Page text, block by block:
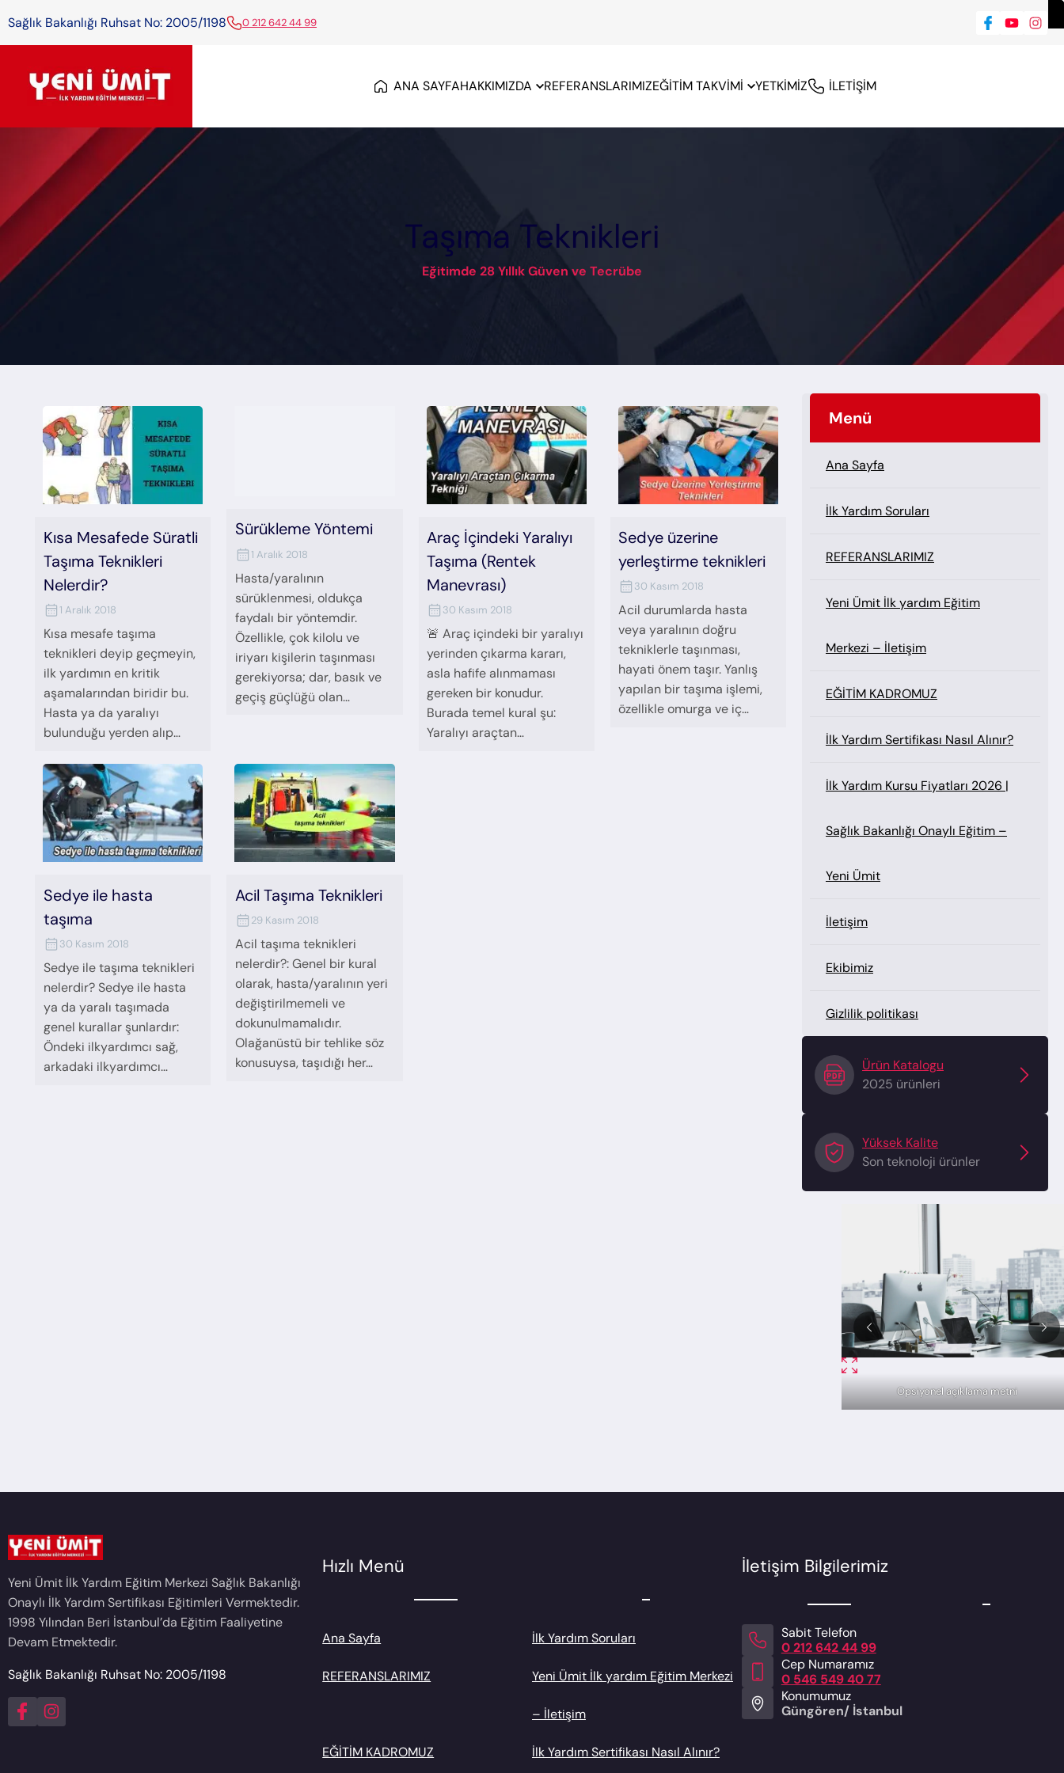
Sağlık Bakanlığı Ruhsat No: 2005/1198 0 212 642 44 99
ANA SAYFAHAKKIMIZDA REFERANSLARIMIZEĞİTİM TAKVİMİ YETKİMİZ İLETİŞİM
Taşıma Teknikleri
Eğitimde 28 Yıllık Güven ve Tecrübe
Kısa Mesafede Süratli
Taşıma Teknikleri
Nelerdir?
1 Aralık 2018
Kısa mesafe taşıma
teknikleri deyip geçmeyin,
ilk yardımın en kritik
aşamalarından biridir bu.
Hasta ya da yaralıyı
bulunduğu yerden alıp…
Sürükleme Yöntemi
1 Aralık 2018
Hasta/yaralının
sürüklenmesi, oldukça
faydalı bir yöntemdir.
Özellikle, çok kilolu ve
iriyarı kişilerin taşınması
gerekiyorsa; dar, basık ve
geçiş güçlüğü olan…
Araç İçindeki Yaralıyı
Taşıma (Rentek
Manevrası)
30 Kasım 2018
🚨 Araç içindeki bir yaralıyı
yerinden çıkarma kararı,
asla hafife alınmaması
gereken bir konudur.
Burada temel kural şu:
Yaralıyı araçtan…
Sedye üzerine
yerleştirme teknikleri
30 Kasım 2018
Acil durumlarda hasta
veya yaralının doğru
tekniklerle taşınması,
hayati önem taşır. Yanlış
yapılan bir taşıma işlemi,
özellikle omurga ve iç…
Sedye ile hasta
taşıma
30 Kasım 2018
Sedye ile taşıma teknikleri
nelerdir? Sedye ile hasta
ya da yaralı taşımada
genel kurallar şunlardır:
Öndeki ilkyardımcı sağ,
arkadaki ilkyardımcı…
Acil Taşıma Teknikleri
29 Kasım 2018
Acil taşıma teknikleri
nelerdir?: Genel bir kural
olarak, hasta/yaralının yeri
değiştirilmemeli ve
dokunulmamalıdır.
Olağanüstü bir tehlike söz
konusuysa, taşıdığı her…
Menü
Ana Sayfa
İlk Yardım Soruları
REFERANSLARIMIZ
Yeni Ümit İlk yardım Eğitim
Merkezi – İletişim
EĞİTİM KADROMUZ
İlk Yardım Sertifikası Nasıl Alınır?
İlk Yardım Kursu Fiyatları 2026 |
Sağlık Bakanlığı Onaylı Eğitim –
Yeni Ümit
İletişim
Ekibimiz
Gizlilik politikası
Ürün Katalogu
2025 ürünleri
Yüksek Kalite
Son teknoloji ürünler
Opsiyonel açıklama metni
Yeni Ümit İlk Yardım Eğitim Merkezi Sağlık Bakanlığı
Onaylı İlk Yardım Sertifikası Eğitimleri Vermektedir.
1998 Yılından Beri İstanbul’da Eğitim Faaliyetine
Devam Etmektedir.
Sağlık Bakanlığı Ruhsat No: 2005/1198
Hızlı Menü
Ana Sayfa İlk Yardım Soruları
REFERANSLARIMIZ Yeni Ümit İlk yardım Eğitim Merkezi
– İletişim
EĞİTİM KADROMUZ İlk Yardım Sertifikası Nasıl Alınır?
İletişim Bilgilerimiz
Sabit Telefon
0 212 642 44 99
Cep Numaramız
0 546 549 40 77
Konumumuz
Güngören/ İstanbul